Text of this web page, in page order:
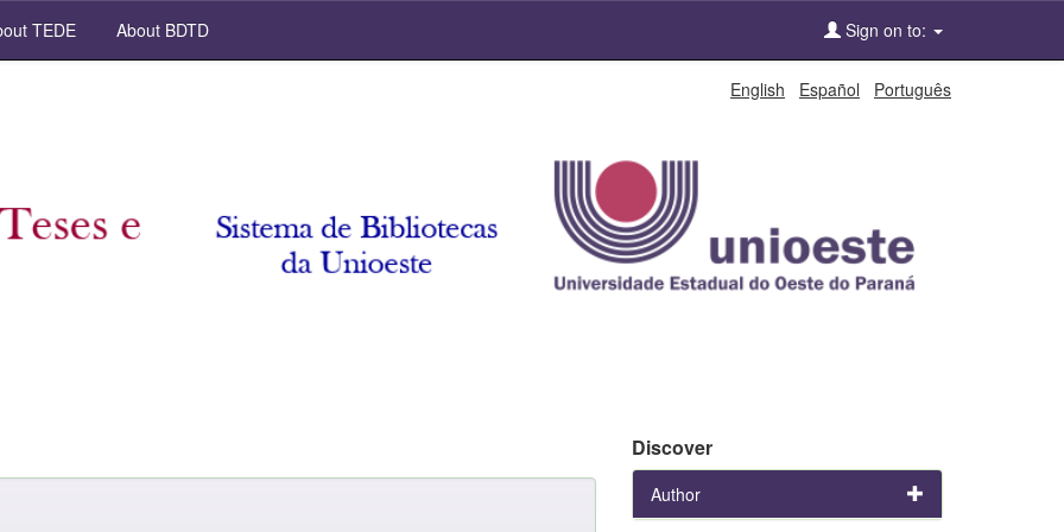
TEDE About BDTD Sign on to:
English Español Português
Discover
Author